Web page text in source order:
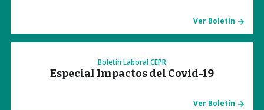
Ver Boletín
Boletín Laboral CEPR
Especial Impactos del Covid-19
Ver Boletín